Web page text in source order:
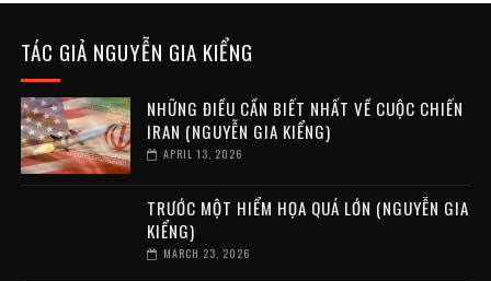
TÁC GIẢ NGUYỄN GIA KIỂNG
NHỮNG ĐIỀU CẦN BIẾT NHẤT VỀ CUỘC CHIẾN
IRAN (NGUYỄN GIA KIỂNG)
APRIL 13, 2026
TRƯỚC MỘT HIỂM HỌA QUÁ LỚN (NGUYỄN GIA
KIỂNG)
MARCH 23, 2026